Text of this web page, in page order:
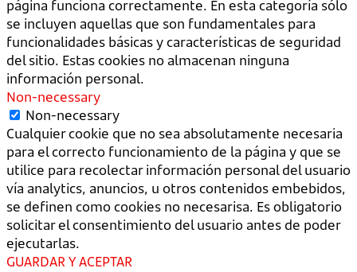
página funciona correctamente. En esta categoría sólo
se incluyen aquellas que son fundamentales para
funcionalidades básicas y características de seguridad
del sitio. Estas cookies no almacenan ninguna
información personal.
Non-necessary
Non-necessary
Cualquier cookie que no sea absolutamente necesaria
para el correcto funcionamiento de la página y que se
utilice para recolectar información personal del usuario
vía analytics, anuncios, u otros contenidos embebidos,
se definen como cookies no necesarisa. Es obligatorio
solicitar el consentimiento del usuario antes de poder
ejecutarlas.
GUARDAR Y ACEPTAR